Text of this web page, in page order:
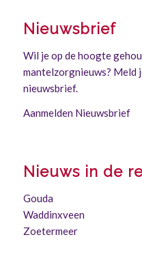
Nieuwsbrief
Wil je op de hoogte
mantelzorgnieuws? Meld
nieuwsbrief.
Aanmelden Nieuwsbrief
Nieuws in de
Gouda
Waddinxveen
Zoetermeer